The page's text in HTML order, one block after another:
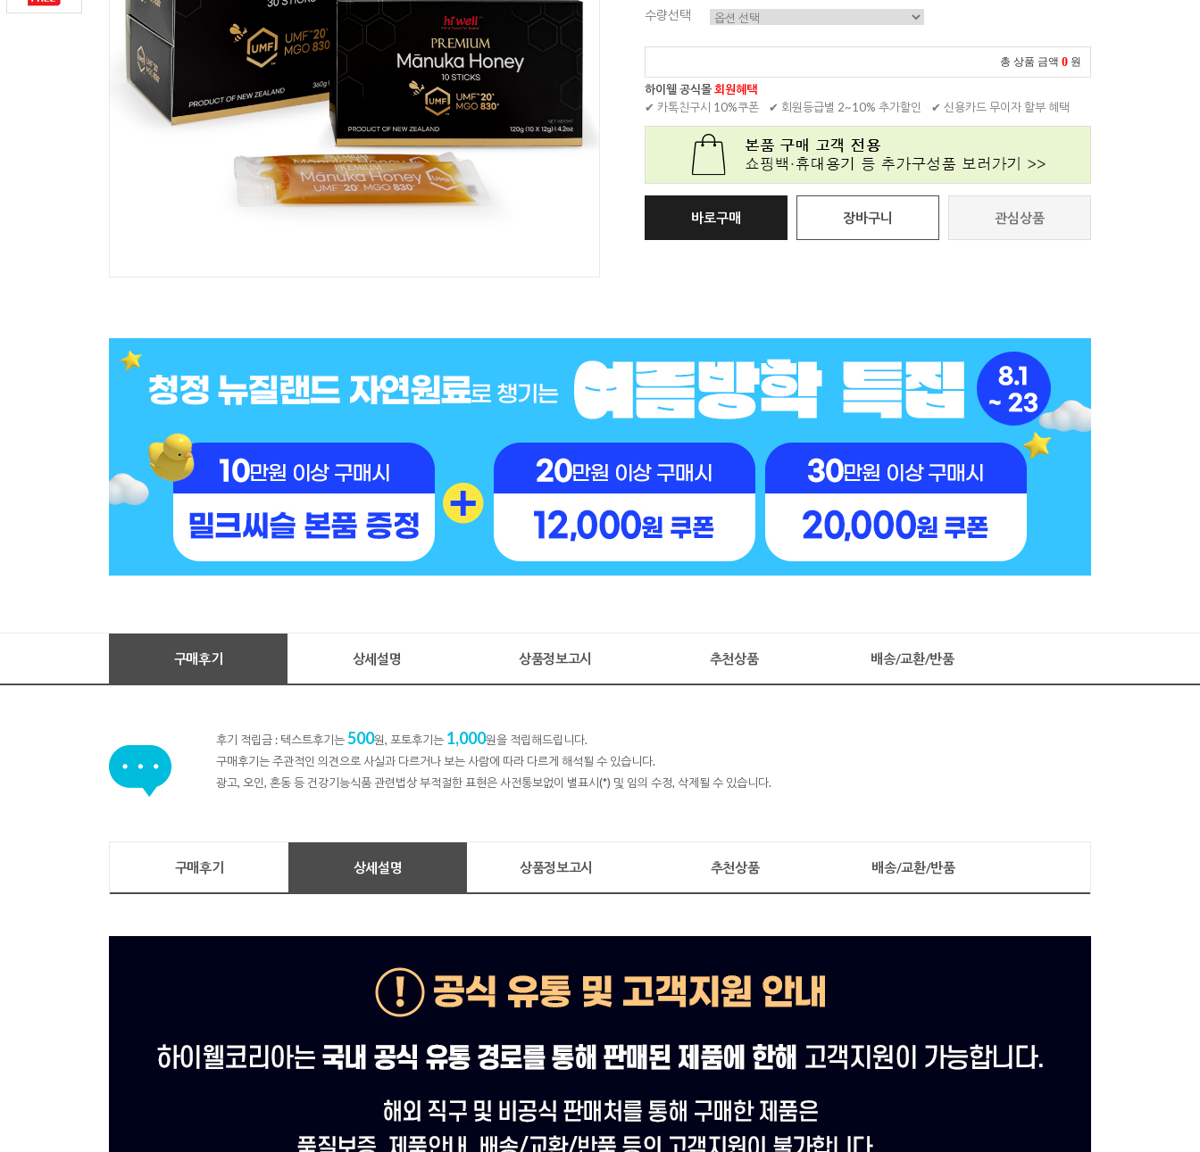
수량선택
총 상품 금액 0 원
하이웰 공식몰회원혜택
✔ 카톡친구시 10%쿠폰
✔ 회원등급별 2~10% 추가할인 ✔ 신용카드 무이자 할부 혜택
바로구매 장바구니 관심상품
구매후기 상세설명 상품정보고시 추천상품 배송/교환/반품
후기 적립금 : 텍스트후기는500원, 포토후기는 1,000원을 적립해드립니다.
구매후기는 주관적인 의견으로 사실과 다르거나 보는 사람에 따라 다르게 해석될 수 있습니다.
광고, 오인, 혼동 등 건강기능식품 관련법상 부적절한 표현은 사전통보없이 별표시(*) 및 임의 수정, 삭제될 수 있습니다.
구매후기 상세설명 상품정보고시 추천상품 배송/교환/반품